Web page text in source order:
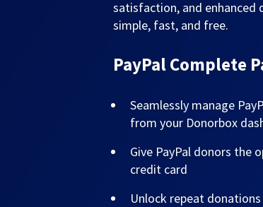
satisfaction, and enhanced
simple, fast, and free.
PayPal Complete
Seamlessly manage
from your Donorbox
Give PayPal donors the
credit card
Unlock repeat